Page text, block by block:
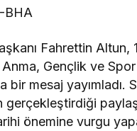
BHA
Fahrettin Altun,
Gençlik ve Spor
bir mesaj yayımladı.
gerçekleştirdiği
önemine vurgu